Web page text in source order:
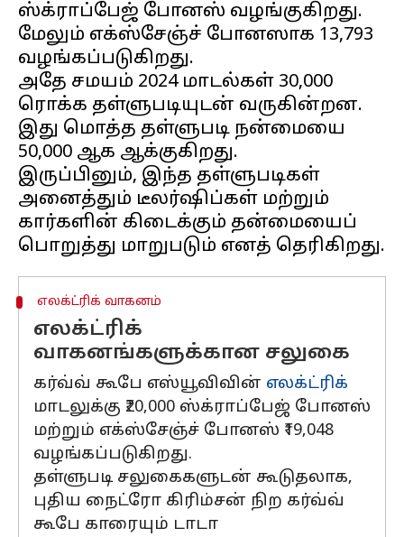
ஸ்க்ராப்பேஜ் போனஸ் வழங்குகிறது.
மேலும் எக்ஸ்சேஞ்ச் போனஸாக ₹13,793
வழங்கப்படுகிறது.
அதே சமயம் 2024 மாடல்கள் ₹30,000
ரொக்க தள்ளுபடியுடன் வருகின்றன.
இது மொத்த தள்ளுபடி நன்மையை
₹50,000 ஆக ஆக்குகிறது.
இருப்பினும், இந்த தள்ளுபடிகள்
அனைத்தும் டீலர்ஷிப்கள் மற்றும்
கார்களின் கிடைக்கும் தன்மையைப்
எலக்ட்ரிக் வாகனம்
எலக்ட்ரிக்
வாகனங்களுக்கான சலுகை
கர்வ்வ் கூபே எஸ்யூவிவின் எலக்ட்ரிக்
மாடலுக்கு ₹20,000 ஸ்க்ராப்பேஜ் போனஸ்
மற்றும் எக்ஸ்சேஞ்ச் போனஸ் ₹19,048
வழங்கப்படுகிறது.
தள்ளுபடி சலுகைகளுடன் கூடுதலாக,
புதிய நைட்ரோ கிரிம்சன் நிற கர்வ்வ்
கூபே காரையும் டாடா